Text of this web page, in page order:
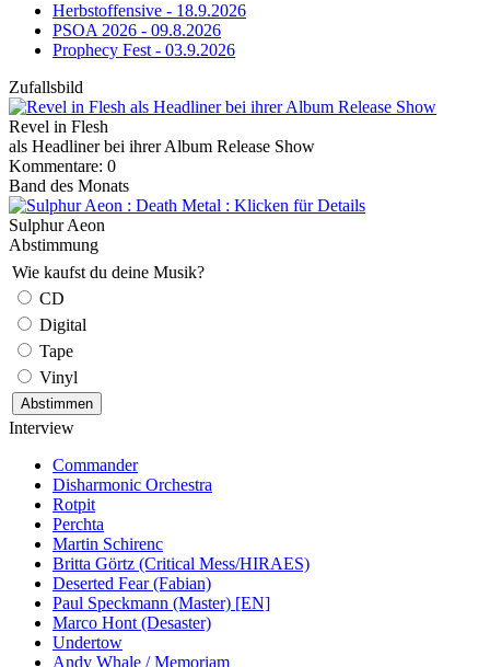
Herbstoffensive - 18.9.2026
PSOA 2026 - 09.8.2026
Prophecy Fest - 03.9.2026
Zufallsbild
Revel in Flesh
als Headliner bei ihrer Album Release Show
Kommentare: 0
Band des Monats
Sulphur Aeon
Abstimmung
Wie kaufst du deine Musik?
CD
Digital
Tape
Vinyl
Interview
Commander
Disharmonic Orchestra
Rotpit
Perchta
Martin Schirenc
Britta Görtz (Critical Mess/HIRAES)
Deserted Fear (Fabian)
Paul Speckmann (Master) [EN]
Marco Hont (Desaster)
Undertow
Andy Whale / Memoriam